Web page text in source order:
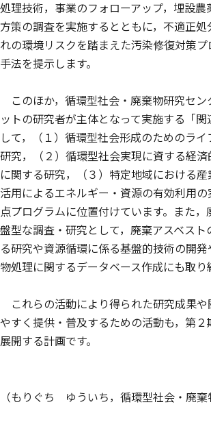
処理技術，事業のフォローアップ，埋設
方策の調査を実施するとともに，不適正
れの環境リスクを踏まえた汚染修復対策
手法を提示します。
このほか，循環型社会・廃棄物研究セン
ットの研究者が主体となって実施する「
して，（１）循環型社会形成のためのラ
研究，（２）循環型社会実現に資する経
に関する研究，（３）特定地域における
活用によるエネルギー・資源の有効利用
点プログラムに位置付けています。また
盤型な調査・研究として，廃棄アスベス
る研究や資源循環に係る基盤的技術の開
物処理に関するデータベース作成にも取り
これらの活動により得られた研究成果や
やすく提供・普及するための活動も，第
展開する計画です。
（もりぐち ゆういち，循環型社会・廃棄